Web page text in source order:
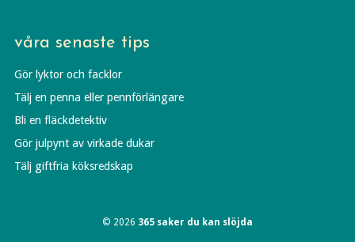
våra senaste tips
Gör lyktor och facklor
Tälj en penna eller pennförlängare
Bli en fläckdetektiv
Gör julpynt av virkade dukar
Tälj giftfria köksredskap
© 2026 365 saker du kan slöjda